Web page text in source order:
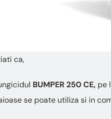
ca,
BUMPER 250 CE, pe
se poate utiliza si in